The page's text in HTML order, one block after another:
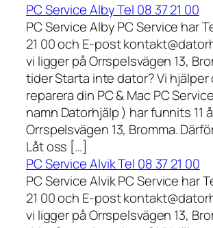
PC Service Alby Tel 08 37 21 00
PC Service Alby PC Service har
21 00 och E-post
vi ligger på Orrspelsvägen 13,
tider Starta inte dator? Vi hjälper
reparera din PC & Mac PC
namn Datorhjälp ) har funnits 11
Orrspelsvägen 13, Bromma.
Låt oss […]
PC Service Alvik Tel 08 37 21 00
PC Service Alvik PC Service har
21 00 och E-post
vi ligger på Orrspelsvägen 13,